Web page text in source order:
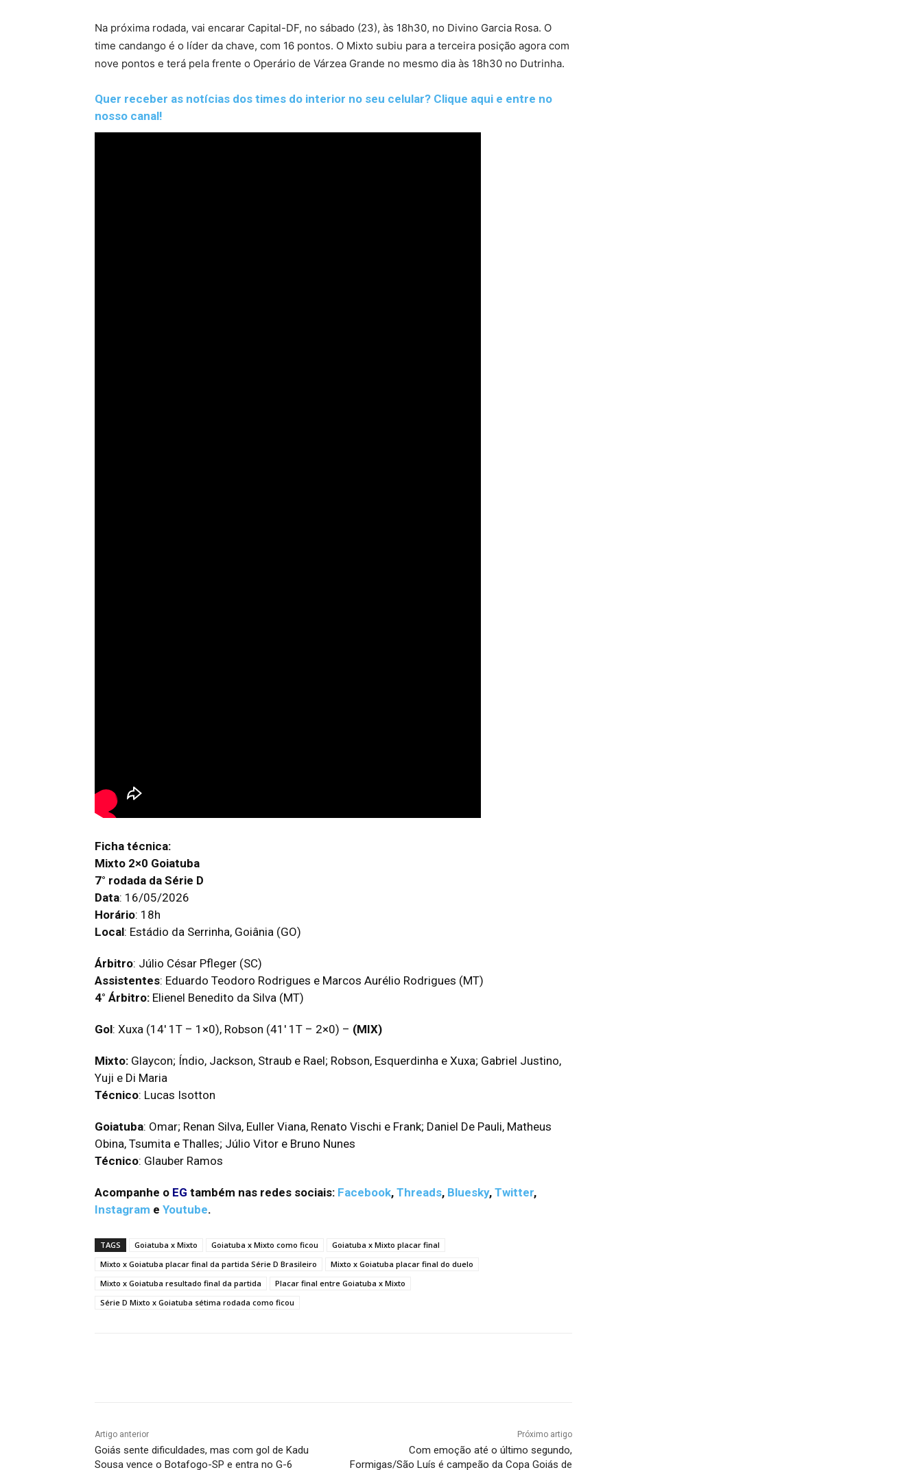
Na próxima rodada, vai encarar Capital-DF, no sábado (23), às 18h30, no Divino Garcia Rosa. O
time candango é o líder da chave, com 16 pontos. O Mixto subiu para a terceira posição agora com
nove pontos e terá pela frente o Operário de Várzea Grande no mesmo dia às 18h30 no Dutrinha.
Quer receber as notícias dos times do interior no seu celular? Clique aqui e entre no
nosso canal!
Ficha técnica:
Mixto 2×0 Goiatuba
7° rodada da Série D
Data: 16/05/2026
Horário: 18h
Local: Estádio da Serrinha, Goiânia (GO)
Árbitro: Júlio César Pfleger (SC)
Assistentes: Eduardo Teodoro Rodrigues e Marcos Aurélio Rodrigues (MT)
4° Árbitro: Elienel Benedito da Silva (MT)
Gol: Xuxa (14′ 1T – 1×0), Robson (41′ 1T – 2×0) – (MIX)
Mixto: Glaycon; Índio, Jackson, Straub e Rael; Robson, Esquerdinha e Xuxa; Gabriel Justino,
Yuji e Di Maria
Técnico: Lucas Isotton
Goiatuba: Omar; Renan Silva, Euller Viana, Renato Vischi e Frank; Daniel De Pauli, Matheus
Obina, Tsumita e Thalles; Júlio Vitor e Bruno Nunes
Técnico: Glauber Ramos
Acompanhe o EG também nas redes sociais: Facebook, Threads, Bluesky, Twitter,
Instagram e Youtube.
TAGS Goiatuba x Mixto Goiatuba x Mixto como ficou
Goiatuba x Mixto placar final
Mixto x Goiatuba placar final da partida Série D Brasileiro
Mixto x Goiatuba placar final do duelo
Mixto x Goiatuba resultado final da partida
Placar final entre Goiatuba x Mixto
Série D Mixto x Goiatuba sétima rodada como ficou
Artigo anterior
Goiás sente dificuldades, mas com gol de Kadu
Sousa vence o Botafogo-SP e entra no G-6
Próximo artigo
Com emoção até o último segundo,
Formigas/São Luís é campeão da Copa Goiás de